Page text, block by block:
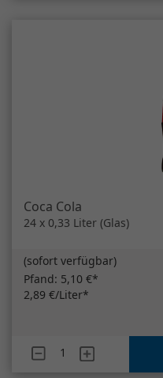
Coca Cola
24 x 0,33 Liter (Glas)
(sofort verfügbar)
Pfand: 5,10 €*
2,89 €/Liter*
Artikelanzahl Coca